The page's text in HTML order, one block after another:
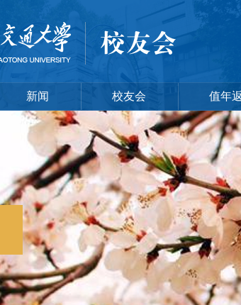
新闻 校友会 值年